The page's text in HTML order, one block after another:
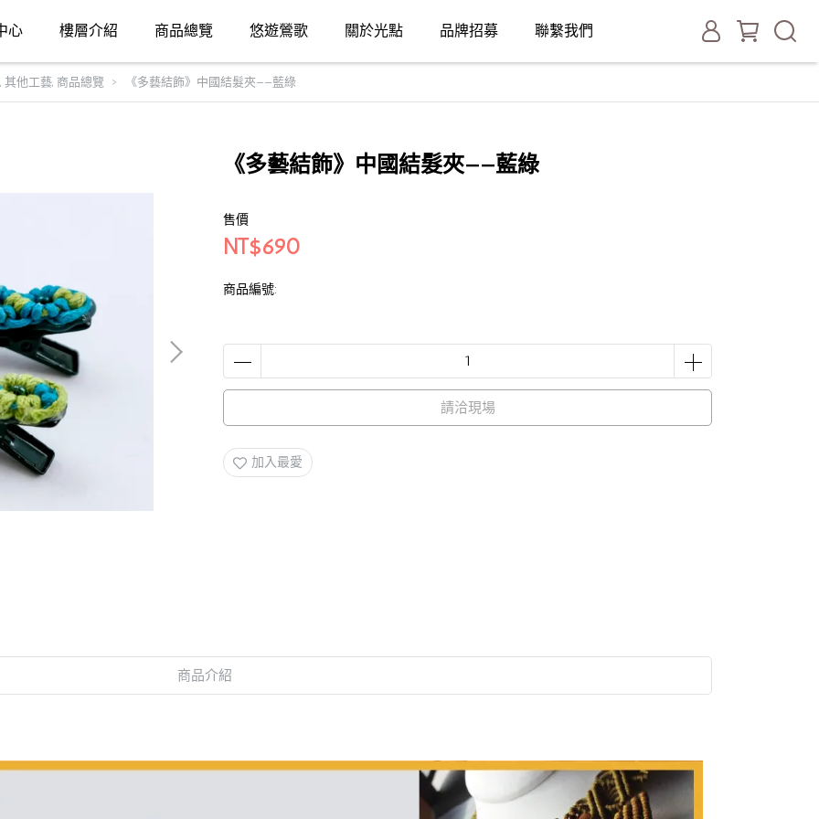
心 樓層介紹 商品總覽 悠遊鶯歌 關於光點 品牌招募 聯繫我們
, 其他工藝, 商品總覽 《多藝結飾》中國結髮夾——藍綠
《多藝結飾》中國結髮夾——藍綠
售價
NT$690
商品編號:
請洽現場
加入最愛
商品介紹